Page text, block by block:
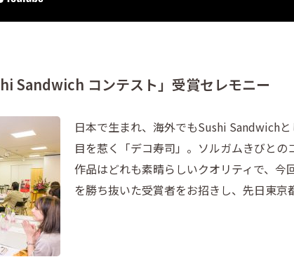
Sandwich コンテスト」受賞セレモニー
日本で生まれ、海外でもSushi Sandwich
目を惹く「デコ寿司」。ソルガムきびと
作品はどれも素晴らしいクオリティで、
を勝ち抜いた受賞者をお招きし、先日東京